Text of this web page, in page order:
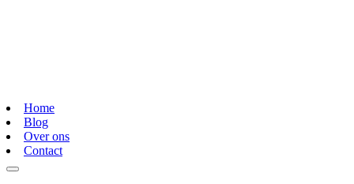
Home
Blog
Over ons
Contact